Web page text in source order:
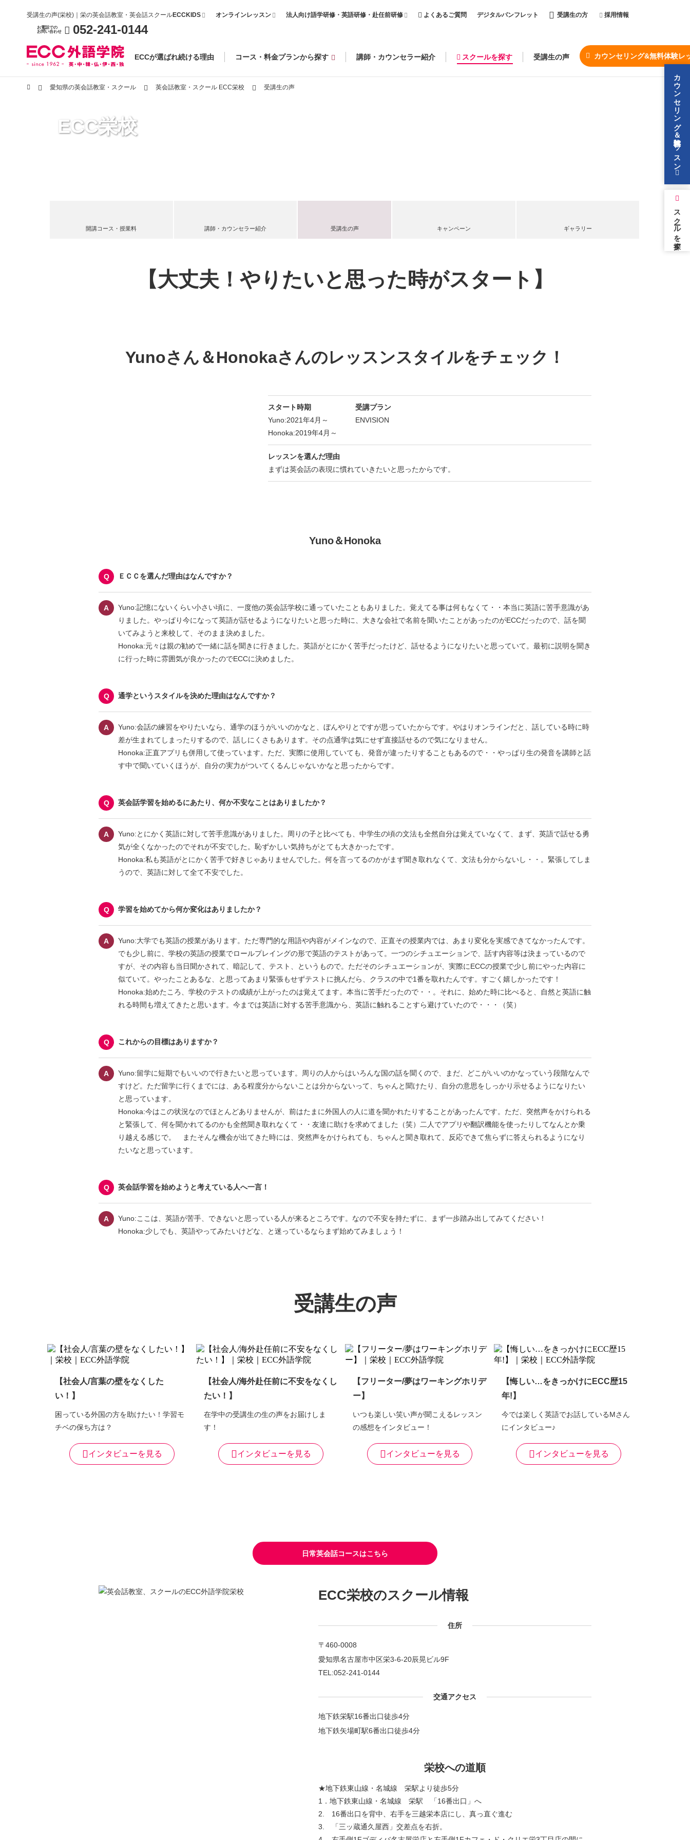
受講生の声(栄校)｜栄の英会話教室・英会話スクールECCKIDS オンラインレッスン 法人向け語学研修・英語研修・赴任前研修 よくあるご質問 デジタルパンフレット 受講生の方 採用情報
お電話での
お問い合わせ
052-241-0144
ECCが選ばれ続ける理由 コース・料金プランから探す 講師・カウンセラー紹介 スクールを探す 受講生の声 カウンセリング&無料体験レ
カウンセリング＆無料体験レッスン
スクールを探す
愛知県の英会話教室・スクール 英会話教室・スクール ECC栄校 受講生の声
ECC栄校
開講コース・授業料 講師・カウンセラー紹介 受講生の声 キャンペーン ギャラリー
【大丈夫！やりたいと思った時がスタート】
Yunoさん＆Honokaさんのレッスンスタイルをチェック！
スタート時期
Yuno:2021年4月～
Honoka:2019年4月～
受講プラン
ENVISION
レッスンを選んだ理由
まずは英会話の表現に慣れていきたいと思ったからです。
Yuno＆Honoka
ＥＣＣを選んだ理由はなんですか？
Yuno:記憶にないくらい小さい頃に、一度他の英会話学校に通っていたこともありました。覚えてる事は何もなくて・・本当に英語に苦手意識があ
りました。やっぱり今になって英語が話せるようになりたいと思った時に、大きな会社で名前を聞いたことがあったのがECCだったので、話を聞
いてみようと来校して、そのまま決めました。
Honoka:元々は親の勧めで一緒に話を聞きに行きました。英語がとにかく苦手だったけど、話せるようになりたいと思っていて。最初に説明を聞き
に行った時に雰囲気が良かったのでECCに決めました。
通学というスタイルを決めた理由はなんですか？
Yuno:会話の練習をやりたいなら、通学のほうがいいのかなと、ぼんやりとですが思っていたからです。やはりオンラインだと、話している時に時
差が生まれてしまったりするので、話しにくさもあります。その点通学は気にせず直接話せるので気になりません。
Honoka:正直アプリも併用して使っています。ただ、実際に使用していても、発音が違ったりすることもあるので・・やっぱり生の発音を講師と話
す中で聞いていくほうが、自分の実力がついてくるんじゃないかなと思ったからです。
英会話学習を始めるにあたり、何か不安なことはありましたか？
Yuno:とにかく英語に対して苦手意識がありました。周りの子と比べても、中学生の頃の文法も全然自分は覚えていなくて、まず、英語で話せる勇
気が全くなかったのでそれが不安でした。恥ずかしい気持ちがとても大きかったです。
Honoka:私も英語がとにかく苦手で好きじゃありませんでした。何を言ってるのかがまず聞き取れなくて、文法も分からないし・・。緊張してしま
うので、英語に対して全て不安でした。
学習を始めてから何か変化はありましたか？
Yuno:大学でも英語の授業があります。ただ専門的な用語や内容がメインなので、正直その授業内では、あまり変化を実感できてなかったんです。
でも少し前に、学校の英語の授業でロールプレイングの形で英語のテストがあって。一つのシチュエーションで、話す内容等は決まっているので
すが、その内容も当日聞かされて、暗記して、テスト、というもので。ただそのシチュエーションが、実際にECCの授業で少し前にやった内容に
似ていて。やったことあるな、と思ってあまり緊張もせずテストに挑んだら、クラスの中で1番を取れたんです。すごく嬉しかったです！
Honoka:始めたころ、学校のテストの成績が上がったのは覚えてます。本当に苦手だったので・・。それに、始めた時に比べると、自然と英語に触
れる時間も増えてきたと思います。今までは英語に対する苦手意識から、英語に触れることすら避けていたので・・・（笑）
これからの目標はありますか？
Yuno:留学に短期でもいいので行きたいと思っています。周りの人からはいろんな国の話を聞くので、まだ、どこがいいのかなっていう段階なんで
すけど。ただ留学に行くまでには、ある程度分からないことは分からないって、ちゃんと聞けたり、自分の意思をしっかり示せるようになりたい
と思っています。
Honoka:今はこの状況なのでほとんどありませんが、前はたまに外国人の人に道を聞かれたりすることがあったんです。ただ、突然声をかけられる
と緊張して、何を聞かれてるのかも全然聞き取れなくて・・友達に助けを求めてました（笑）二人でアプリや翻訳機能を使ったりしてなんとか乗
り越える感じで。 またそんな機会が出てきた時には、突然声をかけられても、ちゃんと聞き取れて、反応できて焦らずに答えられるようになり
たいなと思っています。
英会話学習を始めようと考えている人へ一言！
Yuno:ここは、英語が苦手、できないと思っている人が来るところです。なので不安を持たずに、まず一歩踏み出してみてください！
Honoka:少しでも、英語やってみたいけどな、と迷っているならまず始めてみましょう！
受講生の声
【社会人/言葉の壁をなくした
い！】
困っている外国の方を助けたい！学習モ
チベの保ち方は？
インタビューを見る
【社会人/海外赴任前に不安をなくし
たい！】
在学中の受講生の生の声をお届けしま
す！
インタビューを見る
【フリーター/夢はワーキングホリデ
ー】
いつも楽しい笑い声が聞こえるレッスン
の感想をインタビュー！
インタビューを見る
【悔しい…をきっかけにECC歴15
年!】
今では楽しく英語でお話しているMさん
にインタビュー♪
インタビューを見る
日常英会話コースはこちら
ECC栄校のスクール情報
住所
〒460-0008
愛知県名古屋市中区栄3-6-20辰晃ビル9F
TEL:052-241-0144
交通アクセス
地下鉄栄駅16番出口徒歩4分
地下鉄矢場町駅6番出口徒歩4分
栄校への道順
★地下鉄東山線・名城線 栄駅より徒歩5分
1．地下鉄東山線・名城線 栄駅 「16番出口」へ
2. 16番出口を背中、右手を三越栄本店にし、真っ直ぐ進む
3. 「三ッ蔵通久屋西」交差点を右折。